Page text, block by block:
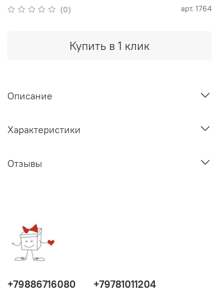
(0) арт. 1764
Купить в 1 клик
Описание
Характеристики
Отзывы
+79886716080 +79781011204